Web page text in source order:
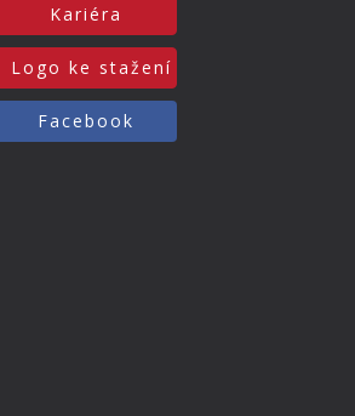
Kariéra
Logo ke stažení
Facebook